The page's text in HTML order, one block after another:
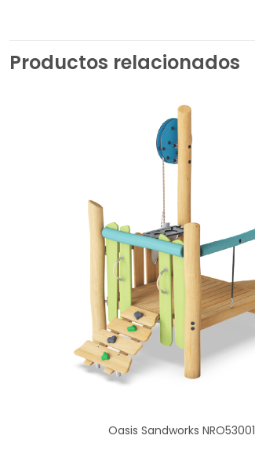
Productos relacionados
Oasis Sandworks NRO53001